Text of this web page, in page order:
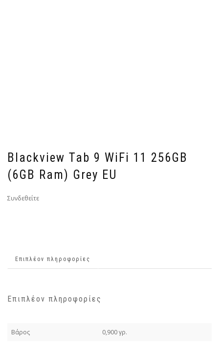
Blackview Tab 9 WiFi 11 256GB
(6GB Ram) Grey EU
Συνδεθείτε
Επιπλέον πληροφορίες
Επιπλέον πληροφορίες
Βάρος 0,900 γρ.